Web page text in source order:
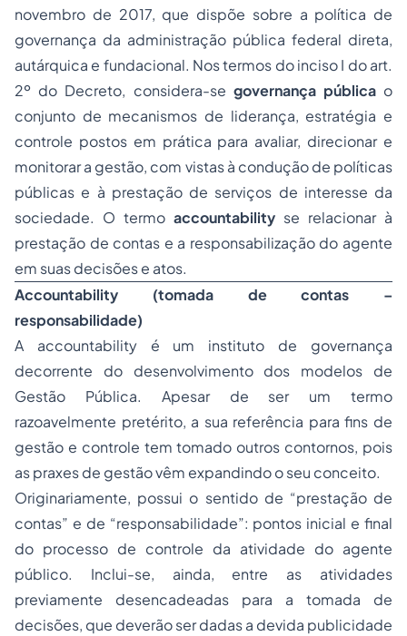
novembro de 2017, que dispõe sobre a política de
governança da administração pública federal direta,
autárquica e fundacional. Nos termos do inciso I do art.
2º do Decreto, considera-se governança públicao
conjunto de mecanismos de liderança, estratégia e
controle postos em prática para avaliar, direcionar e
monitorar a gestão, com vistas à condução de políticas
públicas e à prestação de serviços de interesse da
sociedade. O termo accountability se relacionar à
prestação de contas e a responsabilização do agente
em suas decisões e atos.
Accountability (tomada de contas –
responsabilidade)
A accountability é um instituto de governança
decorrente do desenvolvimento dos modelos de
Gestão Pública. Apesar de ser um termo
razoavelmente pretérito, a sua referência para fins de
gestão e controle tem tomado outros contornos, pois
as praxes de gestão vêm expandindo o seu conceito.
Originariamente, possui o sentido de “prestação de
contas” e de “responsabilidade”: pontos inicial e final
do processo de controle da atividade do agente
público. Inclui-se, ainda, entre as atividades
previamente desencadeadas para a tomada de
decisões, que deverão ser dadas a devida publicidade